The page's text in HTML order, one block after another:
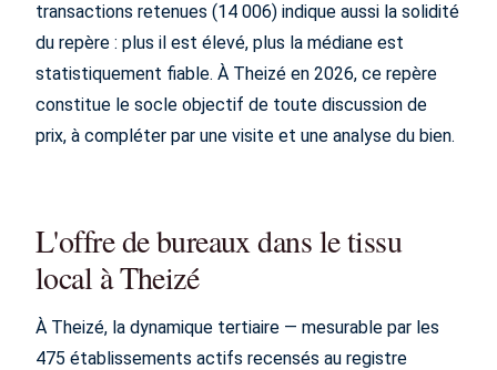
transactions retenues (14 006) indique aussi la solidité
du repère : plus il est élevé, plus la médiane est
statistiquement fiable. À Theizé en 2026, ce repère
constitue le socle objectif de toute discussion de
prix, à compléter par une visite et une analyse du bien.
L'offre de bureaux dans le tissu
local à Theizé
À Theizé, la dynamique tertiaire — mesurable par les
475 établissements actifs recensés au registre